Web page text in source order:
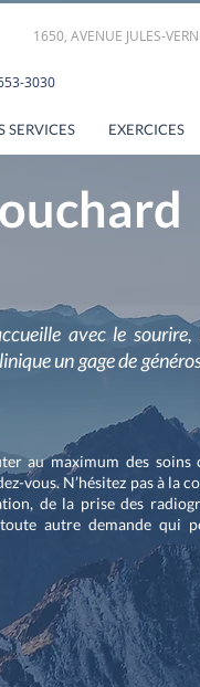
1650, AVENUE JULES-
653-
SERVICES EXERCICES
avec le
un gage de
au maximum des
vous. N’hésitez pas à la
de la prise des
autre demande qui